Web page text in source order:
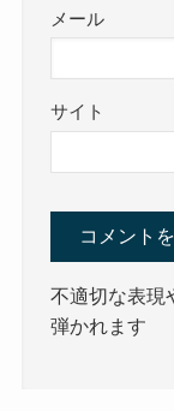
メール
サイト
不適切な表現
弾かれます